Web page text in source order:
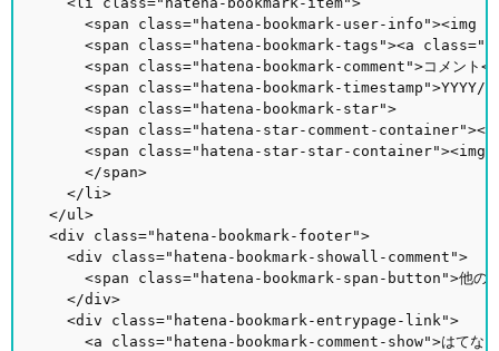
<span class="hatena-bookmark-user-info"><img
<span class="hatena-bookmark-tags"><a
<span class="hatena-bookmark-comment">コメント</
<span class="hatena-bookmark-timestamp">YYYY/
<span class="hatena-bookmark-star">
<span class="hatena-star-comment-
<span class="hatena-star-star-container"><img
</span>
</li>
</ul>
<div class="hatena-bookmark-footer">
<div class="hatena-bookmark-showall-comment">
<span class="hatena-bookmark-span-button">他のコメ
</div>
<div class="hatena-bookmark-entrypage-link">
<a class="hatena-bookmark-comment-show">はてなブッ